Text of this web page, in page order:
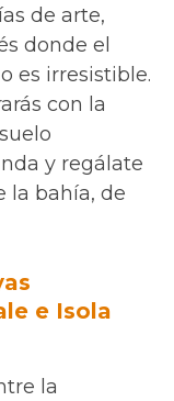
de arte,
donde el
es irresistible.
con la
y regálate
la bahía, de
e Isola
la